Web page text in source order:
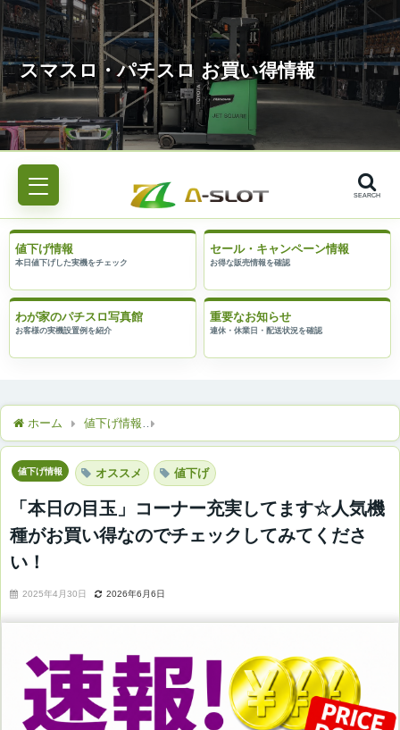
SEARCH
値下げ情報 セール・キャンペーン情報
わが家のパチスロ写真館 重要なお知らせ
ホーム 値下げ情報
値下げ情報 オススメ 値下げ
「本日の目玉」コーナー充実してます☆人気機
種がお買い得なのでチェックしてみてくださ
い！
2025年4月30日 2026年6月6日